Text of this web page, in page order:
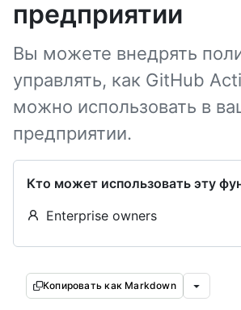
предприятии
Вы можете внедрять
управлять, как GitHub
можно использовать в
предприятии.
Кто может использовать эту
Enterprise owners
Копировать как Markdown